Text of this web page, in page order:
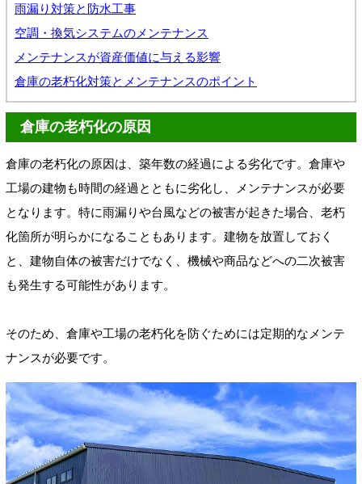
雨漏り対策と防水工事
空調・換気システムのメンテナンス
メンテナンスが資産価値に与える影響
倉庫の老朽化対策とメンテナンスのポイント
倉庫の老朽化の原因
倉庫の老朽化の原因は、築年数の経過による劣化です。倉庫や
工場の建物も時間の経過とともに劣化し、メンテナンスが必要
となります。特に雨漏りや台風などの被害が起きた場合、老朽
化箇所が明らかになることもあります。建物を放置しておく
と、建物自体の被害だけでなく、機械や商品などへの二次被害
も発生する可能性があります。
そのため、倉庫や工場の老朽化を防ぐためには定期的なメンテ
ナンスが必要です。